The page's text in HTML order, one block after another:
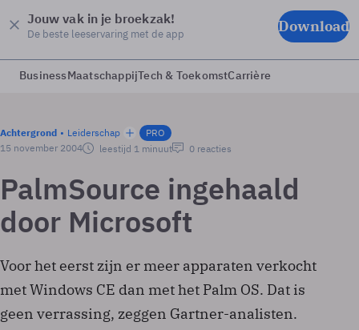
Jouw vak in je broekzak!
De beste leeservaring met de app Download
BusinessMaatschappijTech & ToekomstCarrière
Achtergrond Leiderschap
PRO
15 november 2004
leestijd 1 minuut 0 reacties
PalmSource ingehaald
door Microsoft
Voor het eerst zijn er meer apparaten verkocht
met Windows CE dan met het Palm OS. Dat is
geen verrassing, zeggen Gartner-analisten.